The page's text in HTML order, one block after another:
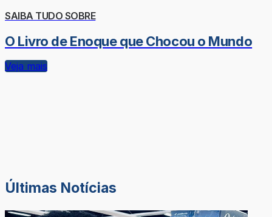
SAIBA TUDO SOBRE
O Livro de Enoque que Chocou o Mundo
Veja mais
Últimas Notícias